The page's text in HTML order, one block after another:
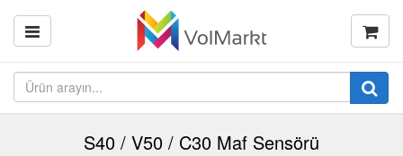
S40 / V50 / C30 Maf Sensörü